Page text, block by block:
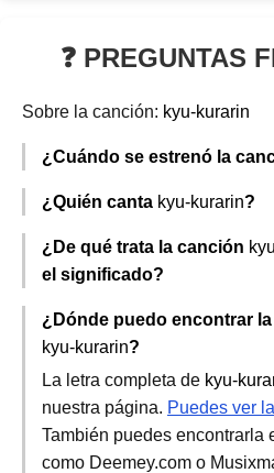
❓ PREGUNTAS
Sobre la canción: kyu-kurarin
¿Cuándo se estrenó la
¿Quién canta kyu-kurarin?
¿De qué trata la canción
el significado?
¿Dónde puedo encontrar
kyu-kurarin?
La letra completa de kyu-
nuestra página. Puedes ver
También puedes encontrarla
como Deemey.com o